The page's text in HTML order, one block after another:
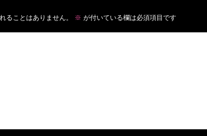
ることはありません。 ※ が付いている欄は必須項目です